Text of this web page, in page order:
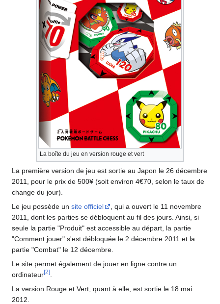
La boîte du jeu en version rouge et vert
La première version de jeu est sortie au Japon le 26 décembre
2011, pour le prix de 500¥ (soit environ 4€70, selon le taux de
change du jour).
Le jeu possède un site officiel
, qui a ouvert le 11 novembre
2011, dont les parties se débloquent au fil des jours. Ainsi, si
seule la partie "Produit" est accessible au départ, la partie
"Comment jouer" s'est débloquée le 2 décembre 2011 et la
partie "Combat" le 12 décembre.
Le site permet également de jouer en ligne contre un
ordinateur[2]
La version Rouge et Vert, quant à elle, est sortie le 18 mai
2012.